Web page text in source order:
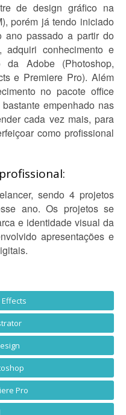
de design gráfico na
porém já tendo iniciado
passado a partir do
conhecimento e
Adobe (Photoshop,
e Premiere Pro). Além
no pacote office
empenhado nas
cada vez mais, para
como profissional
sendo 4 projetos
ano. Os projetos se
e identidade visual da
apresentações e
Pro